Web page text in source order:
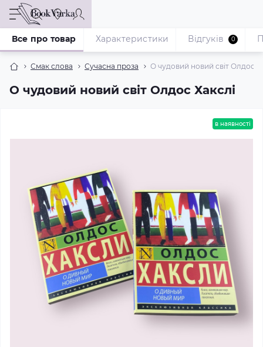
Смак слова Сучасна проза О чудовий новий світ Олдос
О чудовий новий світ Олдос Хакслі
Все про товар Характеристики Відгуків 0
в наявності